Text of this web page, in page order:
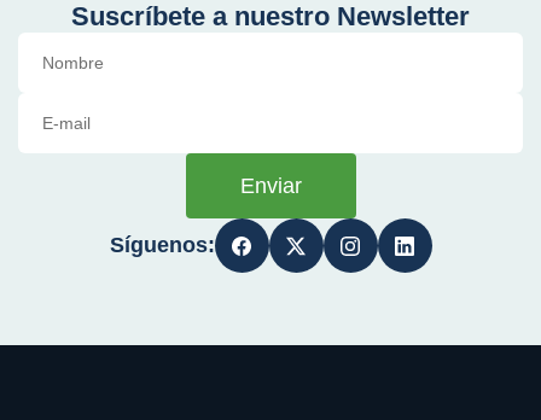
Suscríbete a nuestro Newsletter
Enviar
Síguenos: